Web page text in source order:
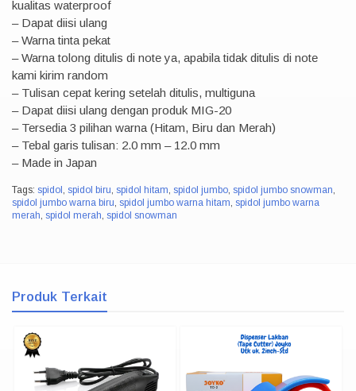
kualitas waterproof
– Dapat diisi ulang
– Warna tinta pekat
– Warna tolong ditulis di note ya, apabila tidak ditulis di note
kami kirim random
– Tulisan cepat kering setelah ditulis, multiguna
– Dapat diisi ulang dengan produk MIG-20
– Tersedia 3 pilihan warna (Hitam, Biru dan Merah)
– Tebal garis tulisan: 2.0 mm – 12.0 mm
– Made in Japan
Tags: spidol , spidol biru, spidol hitam, spidol jumbo, spidol jumbo snowman,
spidol jumbo warna biru, spidol jumbo warna hitam, spidol jumbo warna
merah, spidol merah, spidol snowman
Produk Terkait